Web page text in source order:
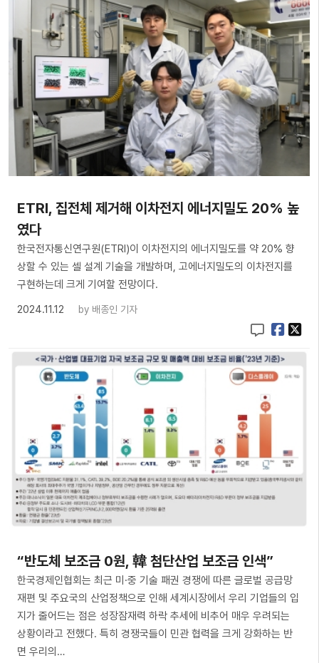
ETRI, 집전체 제거해 이차전지 에너지밀도 20% 높
였다
한국전자통신연구원(ETRI)이 이차전지의 에너지밀도를 약 20% 향
상할 수 있는 셀 설계 기술을 개발하며, 고에너지밀도의 이차전지를
구현하는데 크게 기여할 전망이다.
2024.11.12
by 배종인 기자
“반도체 보조금 0원, 韓 첨단산업 보조금 인색”
한국경제인협회는 최근 미·중 기술 패권 경쟁에 따른 글로벌 공급망
재편 및 주요국의 산업정책으로 인해 세계시장에서 우리 기업들의 입
지가 줄어드는 점은 성장잠재력 하락 추세에 비추어 매우 우려되는
상황이라고 전했다. 특히 경쟁국들이 민관 협력을 크게 강화하는 반
면 우리의…